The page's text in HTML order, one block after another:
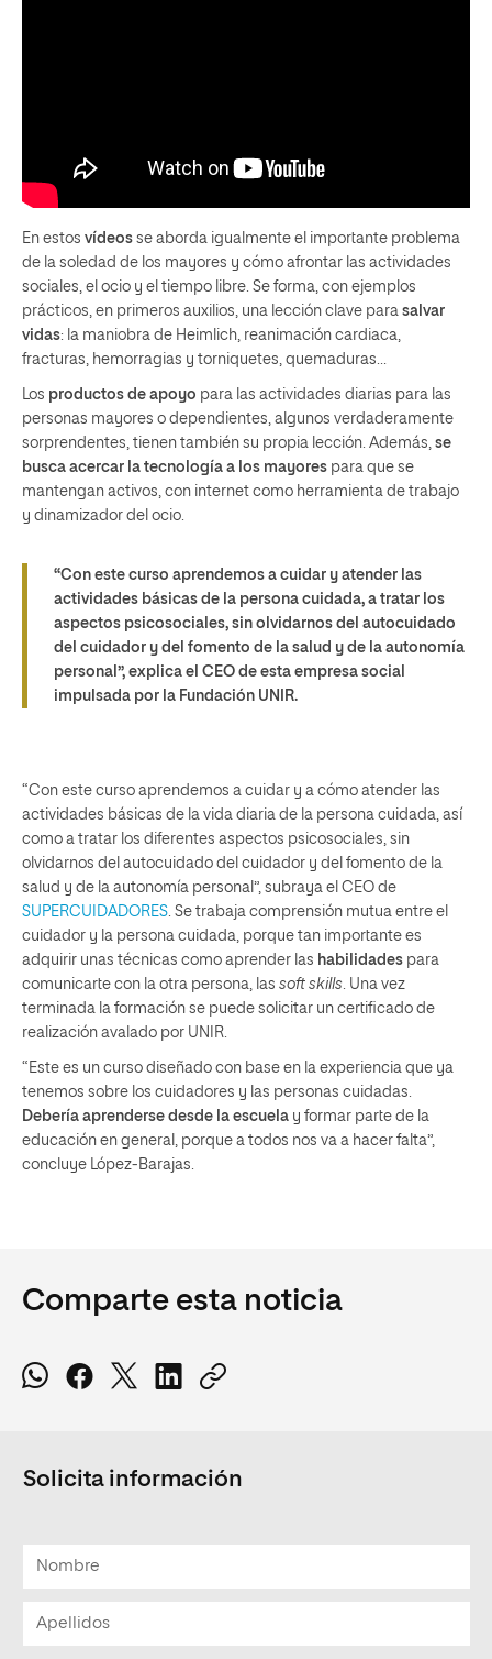
En estos vídeos se aborda igualmente el importante problema
de la soledad de los mayores y cómo afrontar las actividades
sociales, el ocio y el tiempo libre. Se forma, con ejemplos
prácticos, en primeros auxilios, una lección clave para salvar
vidas: la maniobra de Heimlich, reanimación cardiaca,
fracturas, hemorragias y torniquetes, quemaduras…
Los productos de apoyo para las actividades diarias para las
personas mayores o dependientes, algunos verdaderamente
sorprendentes, tienen también su propia lección. Además, se
busca acercar la tecnología a los mayores para que se
mantengan activos, con internet como herramienta de trabajo
y dinamizador del ocio.
“Con este curso aprendemos a cuidar y atender las
actividades básicas de la persona cuidada, a tratar los
aspectos psicosociales, sin olvidarnos del autocuidado
del cuidador y del fomento de la salud y de la autonomía
personal”, explica el CEO de esta empresa social
impulsada por la Fundación UNIR.
“Con este curso aprendemos a cuidar y a cómo atender las
actividades básicas de la vida diaria de la persona cuidada, así
como a tratar los diferentes aspectos psicosociales, sin
olvidarnos del autocuidado del cuidador y del fomento de la
salud y de la autonomía personal”, subraya el CEO de
SUPERCUIDADORES. Se trabaja comprensión mutua entre el
cuidador y la persona cuidada, porque tan importante es
adquirir unas técnicas como aprender las habilidades para
comunicarte con la otra persona, las soft skills. Una vez
terminada la formación se puede solicitar un certificado de
realización avalado por UNIR.
“Este es un curso diseñado con base en la experiencia que ya
tenemos sobre los cuidadores y las personas cuidadas.
Debería aprenderse desde la escuela y formar parte de la
educación en general, porque a todos nos va a hacer falta”,
concluye López-Barajas.
Comparte esta noticia
Solicita información